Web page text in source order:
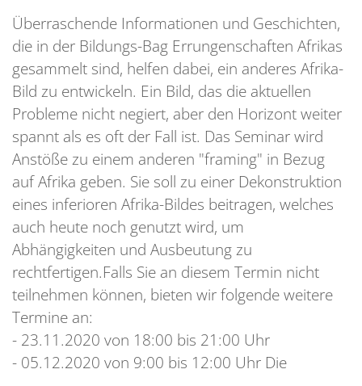
Überraschende Informationen und Geschichten,
die in der Bildungs-Bag Errungenschaften Afrikas
gesammelt sind, helfen dabei, ein anderes Afrika-
Bild zu entwickeln. Ein Bild, das die aktuellen
Probleme nicht negiert, aber den Horizont weiter
spannt als es oft der Fall ist. Das Seminar wird
Anstöße zu einem anderen "framing" in Bezug
auf Afrika geben. Sie soll zu einer Dekonstruktion
eines inferioren Afrika-Bildes beitragen, welches
auch heute noch genutzt wird, um
Abhängigkeiten und Ausbeutung zu
rechtfertigen.Falls Sie an diesem Termin nicht
teilnehmen können, bieten wir folgende weitere
Termine an:
- 23.11.2020 von 18:00 bis 21:00 Uhr
- 05.12.2020 von 9:00 bis 12:00 Uhr Die